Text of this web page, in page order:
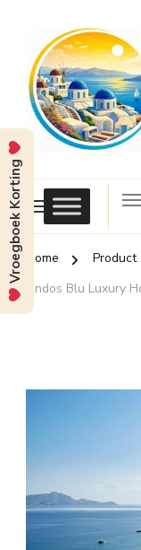
Home Product
Lindos Blu Luxury
Vroegboek Korting